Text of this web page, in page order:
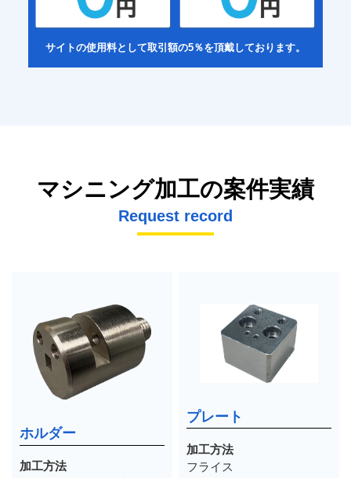
サイトの使用料として取引額の5％を頂戴しております。
マシニング加工の案件実績
Request record
ホルダー
加工方法
プレート
加工方法
フライス